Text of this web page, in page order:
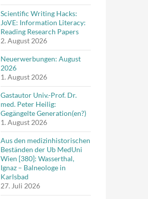
Scientific Writing Hacks:
JoVE: Information Literacy:
Reading Research Papers
2. August 2026
Neuerwerbungen: August
2026
1. August 2026
Gastautor Univ.-Prof. Dr.
med. Peter Heilig:
Gegängelte Generation(en?)
1. August 2026
Aus den medizinhistorischen
Beständen der Ub MedUni
Wien [380]: Wasserthal,
Ignaz – Balneologe in
Karlsbad
27. Juli 2026